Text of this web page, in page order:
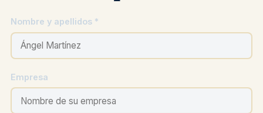
Nombre y apellidos *
Empresa